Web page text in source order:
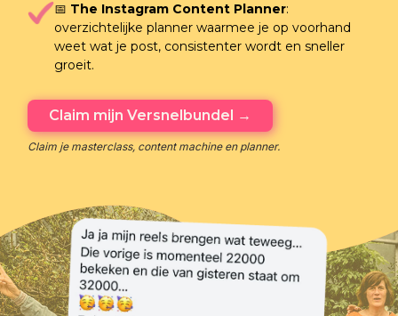
📅 The Instagram Content Planner:
overzichtelijke planner waarmee je op voorhand
weet wat je post, consistenter wordt en sneller
groeit.
Claim mijn Versnelbundel →
Claim je masterclass, content machine en planner.